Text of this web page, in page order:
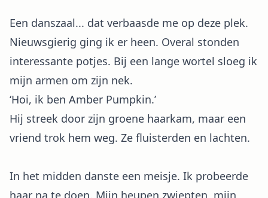
Een danszaal... dat verbaasde me op deze plek.
Nieuwsgierig ging ik er heen. Overal stonden
interessante potjes. Bij een lange wortel sloeg ik
mijn armen om zijn nek.
‘Hoi, ik ben Amber Pumpkin.’
Hij streek door zijn groene haarkam, maar een
vriend trok hem weg. Ze fluisterden en lachten.
In het midden danste een meisje. Ik probeerde
haar na te doen. Mijn heupen zwiepten, mijn